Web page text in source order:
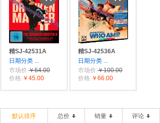
精SJ-42531A
日期分类 ...
市场价:￥64.00
价格: ￥45.00
精SJ-42536A
日期分类 ...
市场价:￥100.00
价格: ￥66.00
默认排序 总价 销量 评论